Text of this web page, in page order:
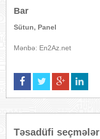
Bar
Sütun, Panel
Mənbə: En2Az.net
Təsadüfi seçmələr